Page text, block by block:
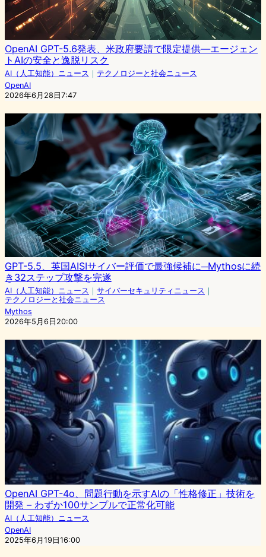
OpenAI GPT-5.6発表、米政府要請で限定提供—エージェン
トAIの安全と逸脱リスク
AI（人工知能）ニュース ｜ テクノロジーと社会ニュース
OpenAI
2026年6月28日7:47
GPT-5.5、英国AISIサイバー評価で最強候補に─Mythosに続
き32ステップ攻撃を完遂
AI（人工知能）ニュース ｜ サイバーセキュリティニュース ｜
テクノロジーと社会ニュース
Mythos
2026年5月6日20:00
OpenAI GPT-4o、問題行動を示すAIの「性格修正」技術を
開発 – わずか100サンプルで正常化可能
AI（人工知能）ニュース
OpenAI
2025年6月19日16:00